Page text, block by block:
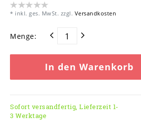
* inkl. ges. MwSt. zzgl. Versandkosten
Menge:
In den Warenkorb
Sofort versandfertig, Lieferzeit 1-
3 Werktage